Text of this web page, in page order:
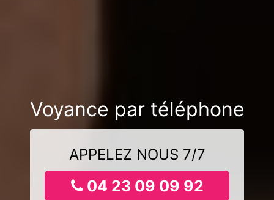
Voyance par téléphone
APPELEZ NOUS 7/7
04 23 09 09 92